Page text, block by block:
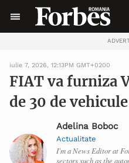
iulie 7, 2026, 12:13PM GMT+0200
FIAT va furniza
de 30 de
Adelina Boboc
Actualitate
I'm a News Editor at
sectors such as the